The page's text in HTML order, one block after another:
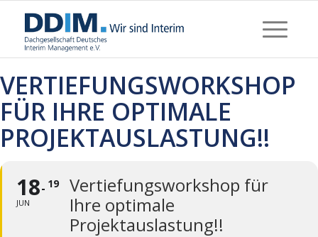
VERTIEFUNGSWORKSHOP
FÜR IHRE OPTIMALE
PROJEKTAUSLASTUNG!!
18
JUN
19
Vertiefungsworkshop für
Ihre optimale
Projektauslastung!!